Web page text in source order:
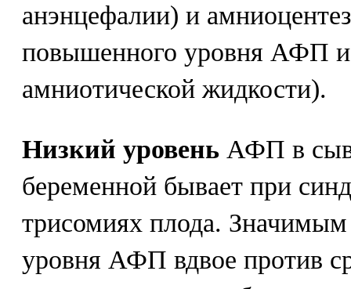
анэнцефалии) и
повышенного уровня АФП и
амниотической жидкости).
Низкий уровень АФП в
беременной бывает при
трисомиях плода.
уровня АФП вдвое против